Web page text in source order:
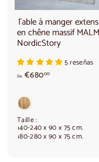
Table à manger
en chêne massif
NordicStory
5 reseñas
De €68000A
i
r
Taille :
140-240 x 90 x 75 cm.
180-280 x 90 x 75 cm.